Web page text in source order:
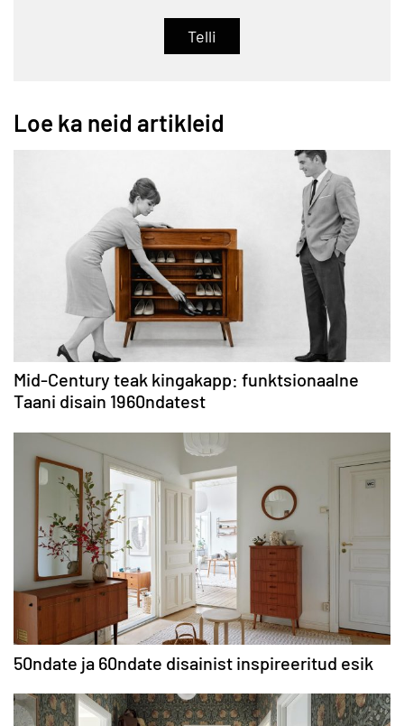
Telli
Loe ka neid artikleid
Mid-Century teak kingakapp: funktsionaalne
Taani disain 1960ndatest
50ndate ja 60ndate disainist inspireeritud esik